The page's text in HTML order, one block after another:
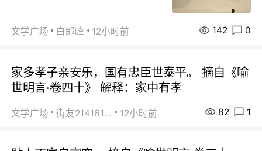
文学广场 白郞峰 12小时前 142 0
家多孝子亲安乐，国有忠臣世泰平。 摘自《喻
世明言·卷四十》 解释：家中有孝
文学广场 街友21416156 12小时前 82 1